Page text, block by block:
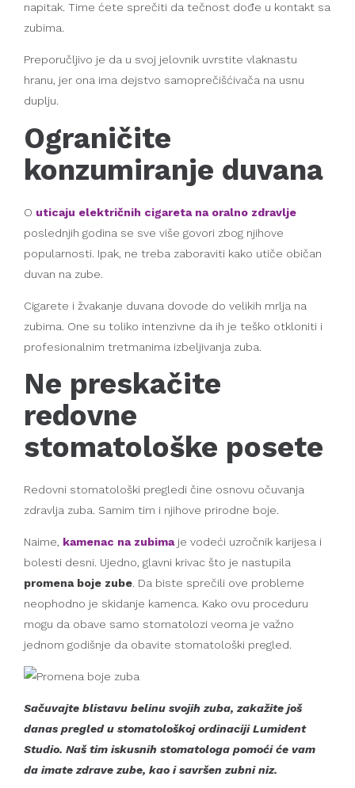
napitak. Time ćete sprečiti da tečnost dođe u kontakt sa
zubima.
Preporučljivo je da u svoj jelovnik uvrstite vlaknastu
hranu, jer ona ima dejstvo samoprečišćivača na usnu
duplju.
Ograničite
konzumiranje duvana
O uticaju električnih cigareta na oralno zdravlje
poslednjih godina se sve više govori zbog njihove
popularnosti. Ipak, ne treba zaboraviti kako utiče običan
duvan na zube.
Cigarete i žvakanje duvana dovode do velikih mrlja na
zubima. One su toliko intenzivne da ih je teško otkloniti i
profesionalnim tretmanima izbeljivanja zuba.
Ne preskačite
redovne
stomatološke posete
Redovni stomatološki pregledi čine osnovu očuvanja
zdravlja zuba. Samim tim i njihove prirodne boje.
Naime, kamenac na zubima je vodeći uzročnik karijesa i
bolesti desni. Ujedno, glavni krivac što je nastupila
promena boje zube. Da biste sprečili ove probleme
neophodno je skidanje kamenca. Kako ovu proceduru
mogu da obave samo stomatolozi veoma je važno
jednom godišnje da obavite stomatološki pregled.
Sačuvajte blistavu belinu svojih zuba, zakažite još
danas pregled u stomatološkoj ordinaciji Lumident
Studio. Naš tim iskusnih stomatologa pomoći će vam
da imate zdrave zube, kao i savršen zubni niz.